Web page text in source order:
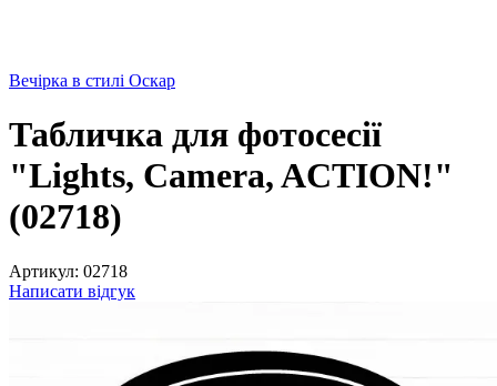
Вечірка в стилі Оскар
Табличка для фотосесії
"Lights, Camera, ACTION!"
(02718)
Артикул: 02718
Написати відгук